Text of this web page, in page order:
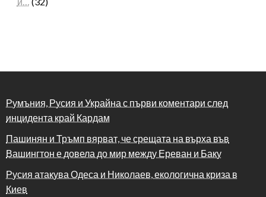
Румъния, Русия и Украйна с първи коментари след
инцидента край Кардам
Пашинян и Тръмп вярват, че срещата на върха във
Вашингтон е довела до мир между Ереван и Баку
Русия атакува Одеса и Николаев, екологична криза в
Киев